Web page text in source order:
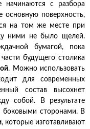
начинаются с разбора
поверхность,
на том же месте при
ними не было щелей.
бумагой, пока
будущего столика
. Можно использовать
для современных
состав высохнет
собой. В результате
боковыми сторонами. В
, которые изготавливают